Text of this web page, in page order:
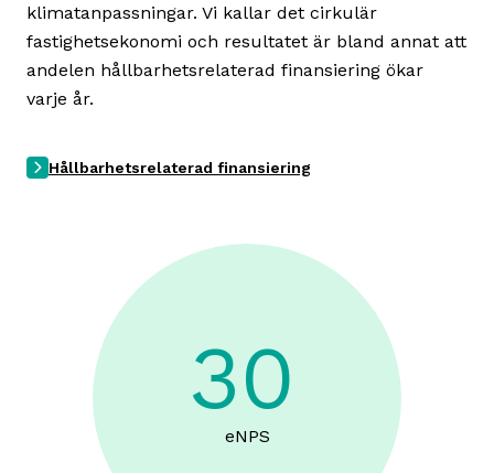
klimatanpassningar. Vi kallar det cirkulär
fastighetsekonomi och resultatet är bland annat att
andelen hållbarhetsrelaterad finansiering ökar
varje år.
Hållbarhetsrelaterad finansiering
30
eNPS